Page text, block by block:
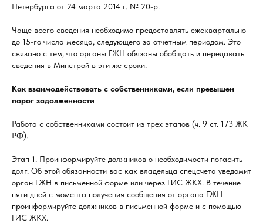
Петербурга от 24 марта 2014 г. № 20-р.
Чаще всего сведения необходимо предоставлять ежеквартально
до 15-го числа месяца, следующего за отчетным периодом. Это
связано с тем, что органы ГЖН обязаны обобщать и передавать
сведения в Минстрой в эти же сроки.
Как взаимодействовать с собственниками, если превышен
порог задолженности
Работа с собственниками состоит из трех этапов (ч. 9 ст. 173 ЖК
РФ).
Этап 1. Проинформируйте должников о необходимости погасить
долг. Об этой обязанности вас как владельца спецсчета уведомит
орган ГЖН в письменной форме или через ГИС ЖКХ. В течение
пяти дней с момента получения сообщения от органа ГЖН
проинформируйте должников в письменной форме и с помощью
ГИС ЖКХ.